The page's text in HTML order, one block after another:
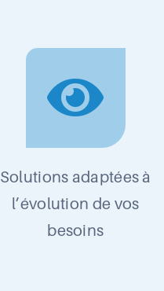
Solutions adaptées à
l’évolution de vos
besoins